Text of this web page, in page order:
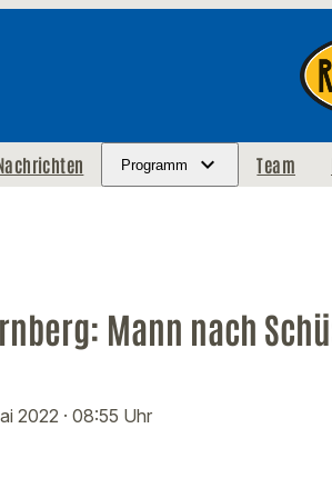
Programm Team
Mann nach
2022 · 08:55 Uhr